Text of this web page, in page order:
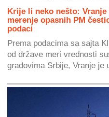
Krije li neko nešto:
merenje opasnih PM
podaci
Prema podacima sa sajta
od države meri vrednosti
gradovima Srbije, Vranje je